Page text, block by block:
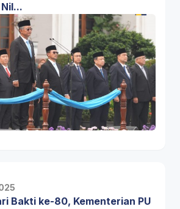
Bakti ke-80, Kementerian PU